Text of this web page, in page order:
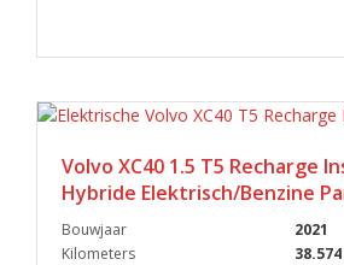
Volvo XC40 1.5 T5 Recharge
Hybride Elektrisch/Benzine
Bouwjaar
2021
Kilometers